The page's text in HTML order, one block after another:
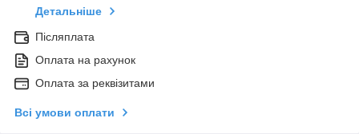
Детальніше
Післяплата
Оплата на рахунок
Оплата за реквізитами
Всі умови оплати